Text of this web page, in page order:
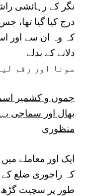
نگر کے رہائشی
درج کیا گیا تھا،
کہ وہ ان سے اور
دلانے کے بدلے
سونا اور رقم
جموں و کشمیر
بھال اور سماجی
منظوری
ایک اور معاملے
کہ راجوری ضلع کے
طور پر سچیت